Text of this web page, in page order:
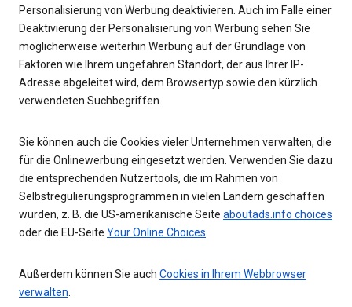
Personalisierung von Werbung deaktivieren. Auch im Falle einer
Deaktivierung der Personalisierung von Werbung sehen Sie
möglicherweise weiterhin Werbung auf der Grundlage von
Faktoren wie Ihrem ungefähren Standort, der aus Ihrer IP-
Adresse abgeleitet wird, dem Browsertyp sowie den kürzlich
verwendeten Suchbegriffen.
Sie können auch die Cookies vieler Unternehmen verwalten, die
für die Onlinewerbung eingesetzt werden. Verwenden Sie dazu
die entsprechenden Nutzertools, die im Rahmen von
Selbstregulierungsprogrammen in vielen Ländern geschaffen
wurden, z. B. die US-amerikanische Seite aboutads.info choices
oder die EU-Seite Your Online Choices.
Außerdem können Sie auch Cookies in Ihrem Webbrowser
verwalten.